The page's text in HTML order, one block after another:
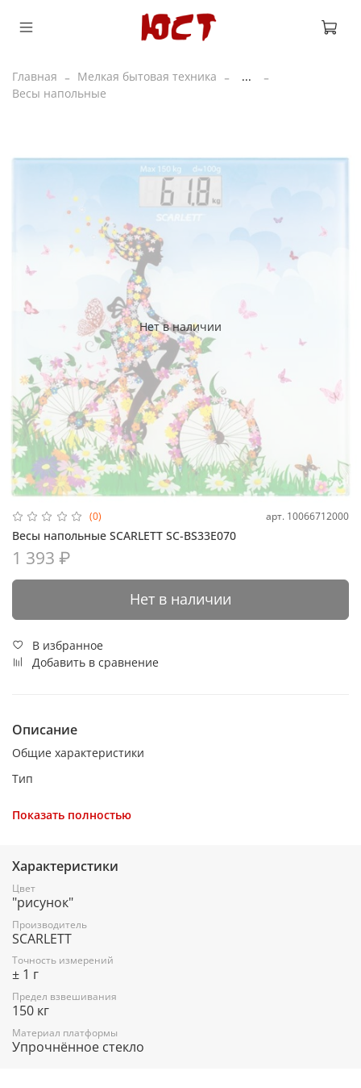
Главная Мелкая бытовая техника
...
Весы напольные
Нет в наличии
(0) арт. 10066712000
Весы напольные SCARLETT SC-BS33E070
1 393 ₽
Нет в наличии
В избранное
Добавить в сравнение
Описание
Общие характеристики
Тип
Материал платформы
стекло
Выносной блок управления
нет
74х29 мм
Элементы питания
Показать полностью
Характеристики
Цвет
"рисунок"
Производитель
SCARLETT
Точность измерений
± 1 г
Предел взвешивания
150 кг
Материал платформы
Упрочнённое стекло